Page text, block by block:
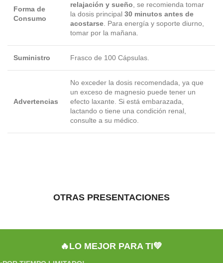
Forma de
Consumo
relajación y sueño , se recomienda tomar
la dosis principal 30 minutos antes de
acostarse . Para energía y soporte diurno,
tomar por la mañana.
Suministro Frasco de 100 Cápsulas.
Advertencias
No exceder la dosis recomendada, ya que
un exceso de magnesio puede tener un
efecto laxante. Si está embarazada,
lactando o tiene una condición renal,
consulte a su médico.
OTRAS PRESENTACIONES
🔥LO MEJOR PARA TI💚